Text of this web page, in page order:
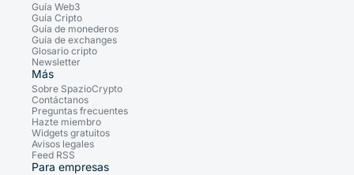
Guía Web3
Guía Cripto
Guía de monederos
Guía de exchanges
Glosario cripto
Newsletter
Más
Sobre SpazioCrypto
Contáctanos
Preguntas frecuentes
Hazte miembro
Widgets gratuitos
Avisos legales
Feed RSS
Para empresas